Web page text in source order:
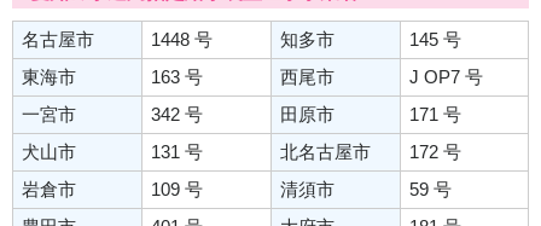
名古屋市 1448 号 知多市
145 号
東海市
163 号 西尾市
J OP7 号
一宮市
342 号 田原市
171 号
犬山市
131 号 北名古屋市
172 号
岩倉市
109 号 清須市
59 号